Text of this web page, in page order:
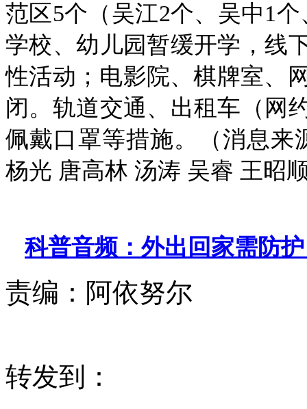
范区5个（吴江2个、吴中1
学校、幼儿园暂缓开学，线
性活动；电影院、棋牌室、
闭。轨道交通、出租车（网
佩戴口罩等措施。（消息来
杨光 唐高林 汤涛 吴睿 王昭
科普音频：外出回家需防
责编： 阿依努尔
转发到：